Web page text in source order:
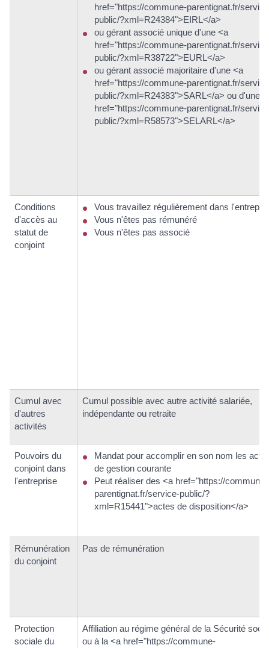
href="https://commune-parentignat.fr/
public/?xml=R24384">EIRL</a>
ou gérant associé unique d'une <a
href="https://commune-parentignat.fr/
public/?xml=R38722">EURL</a>
ou gérant associé majoritaire d'une <a
href="https://commune-parentignat.fr/
public/?xml=R24383">SARL</a> ou d'une
href="https://commune-parentignat.fr/
public/?xml=R58573">SELARL</a>
Conditions
d'accès au
statut de
conjoint
Vous travaillez régulièrement dans
Vous n'êtes pas rémunéré
Vous n'êtes pas associé
Cumul avec
d'autres
activités
Cumul possible avec autre activité salariée,
indépendante ou retraite
Pouvoirs du
conjoint dans
l'entreprise
Mandat pour accomplir en son nom les
de gestion courante
Peut réaliser des <a href="https://commune-
parentignat.fr/service-public/?
xml=R15441">actes de disposition</a>
Rémunération
du conjoint
Pas de rémunération
Protection
sociale du
Affiliation au régime général de la Sécurité
ou à la <a href="https://commune-